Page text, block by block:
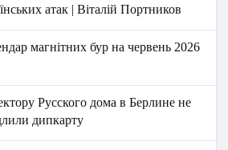
атак | Віталій Портников
магнітних бур на червень 2026
Русского дома в Берлине не
дипкарту